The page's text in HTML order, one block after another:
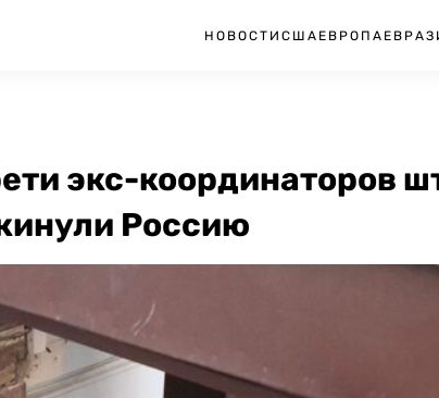
НОВОСТИ США ЕВРОПА
экс-координаторов
Россию